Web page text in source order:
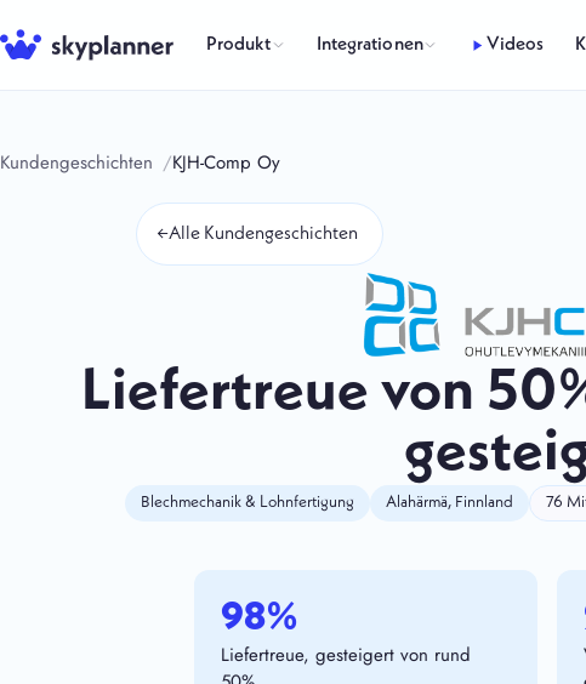
Inhalt
Produkt Integrationen Videos
Kundengeschichten KJH-Comp Oy
←Alle Kundengeschichten
Liefertreue von
Blechmechanik & Lohnfertigung Alahärmä, Finnland 76
98%
Liefertreue, gesteigert von rund